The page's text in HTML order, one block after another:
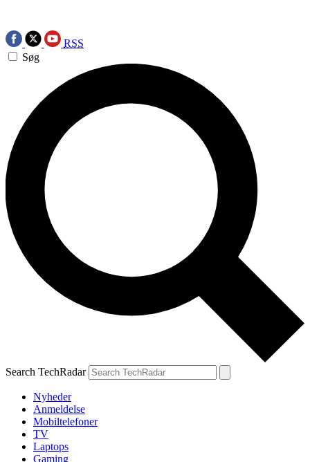
RSS
Søg
Search TechRadar
Nyheder
Anmeldelse
Mobiltelefoner
TV
Laptops
Gaming